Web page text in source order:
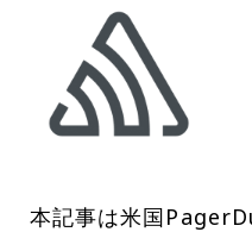
本記事は米国